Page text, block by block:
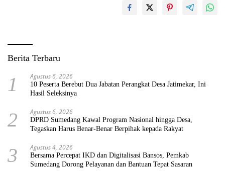
Berita Terbaru
1 Agustus 6, 2026
10 Peserta Berebut Dua Jabatan Perangkat Desa Jatimekar, Ini
Hasil Seleksinya
2 Agustus 6, 2026
DPRD Sumedang Kawal Program Nasional hingga Desa,
Tegaskan Harus Benar-Benar Berpihak kepada Rakyat
3 Agustus 4, 2026
Bersama Percepat IKD dan Digitalisasi Bansos, Pemkab
Sumedang Dorong Pelayanan dan Bantuan Tepat Sasaran